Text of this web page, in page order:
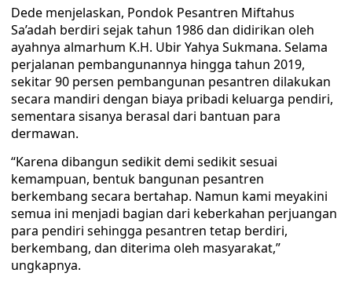
Dede menjelaskan, Pondok Pesantren Miftahus
Sa’adah berdiri sejak tahun 1986 dan didirikan oleh
ayahnya almarhum K.H. Ubir Yahya Sukmana. Selama
perjalanan pembangunannya hingga tahun 2019,
sekitar 90 persen pembangunan pesantren dilakukan
secara mandiri dengan biaya pribadi keluarga pendiri,
sementara sisanya berasal dari bantuan para
dermawan.
“Karena dibangun sedikit demi sedikit sesuai
kemampuan, bentuk bangunan pesantren
berkembang secara bertahap. Namun kami meyakini
semua ini menjadi bagian dari keberkahan perjuangan
para pendiri sehingga pesantren tetap berdiri,
berkembang, dan diterima oleh masyarakat,”
ungkapnya.